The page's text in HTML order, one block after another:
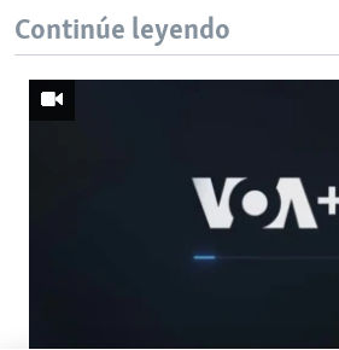
Continúe leyendo